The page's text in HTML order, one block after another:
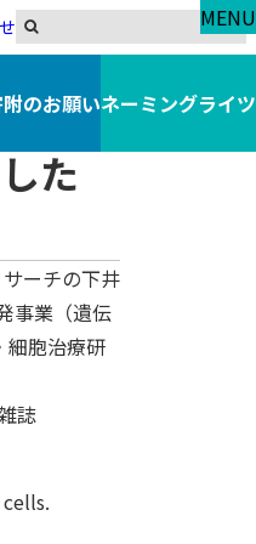
のお願いネーミングライツ
た
ーチの下井
事業（遺伝
細胞治療研
誌
MENU